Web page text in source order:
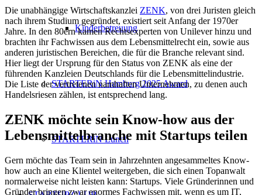
Kinderbetreuung
STARTERiN Hamburg 2025 Award
STARTERiN Lunch
Die unabhängige Wirtschaftskanzlei ZENK, von drei Juristen gleich
nach ihrem Studium gegründet, existiert seit Anfang der 1970er
Jahre. In den 80ern kamen Rechtsexperten von Unilever hinzu und
brachten ihr Fachwissen aus dem Lebensmittelrecht ein, sowie aus
anderen juristischen Bereichen, die für die Branche relevant sind.
Hier liegt der Ursprung für den Status von ZENK als eine der
führenden Kanzleien Deutschlands für die Lebensmittelindustrie.
Die Liste der vertretenen namhaften Unternehmen, zu denen auch
Handelsriesen zählen, ist entsprechend lang.
ZENK möchte sein Know-how aus der
Lebensmittelbranche mit Startups teilen
Gern möchte das Team sein in Jahrzehnten angesammeltes Know-
how auch an eine Klientel weitergeben, die sich einen Topanwalt
normalerweise nicht leisten kann: Startups. Viele Gründerinnen und
Gründer bringen zwar enormes Fachwissen mit, wenn es um IT,